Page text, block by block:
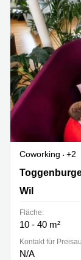
Coworking
+2
Wil
Fläche:
10 - 40 m²
Kontakt für
N/A